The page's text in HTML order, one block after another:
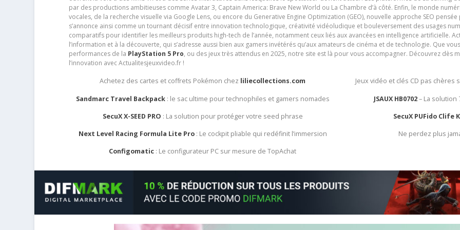
par des productions ambitieuses comme Avatar 3, Captain America: Brave New World ou La Chambre d’à côté. Enfin, le monde
vocales, de la recherche visuelle via Google Lens, ou encore du Generative Engine Optimization (GEO), nouvelle approche SEO pensée
s’annonce ainsi comme un tournant décisif entre innovation technologique, créativité vidéoludique et bouleversement des usages
comparatifs pour identifier les meilleurs produits high-tech de l’année, notamment ceux liés aux avancées en intelligence artificielle.
l’information et à la découverte, qui s’adresse aussi bien aux gamers invétérés qu’aux amateurs de cinéma et de technologie. Que
performances de la PlayStation 5 Pro, ou des jeux très attendus en 2025, notre site est là pour vous accompagner. Découvrez dès
l’innovation avec Actualitesjeuxvideo.fr !
Achetez des cartes et coffrets Pokémon chez liliecollections.com
Sandmarc Travel Backpack: le sac ultime pour technophiles et gamers nomades
SecuX X-SEED PRO : La solution pour protéger votre seed phrase
Next Level Racing Formula Lite Pro: Le cockpit pliable qui redéfinit l’immersion
Configomatic : Le configurateur PC sur mesure de TopAchat
Jeux vidéo et clés CD pas chères
JSAUX HB0702– La solution
SecuX PUFido Clife
Ne perdez plus